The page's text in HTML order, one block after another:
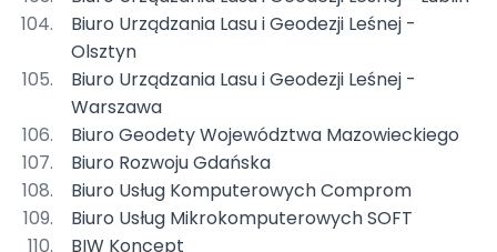
Biuro Urządzania Lasu i Geodezji Leśnej -
Olsztyn
Biuro Urządzania Lasu i Geodezji Leśnej -
Warszawa
Biuro Geodety Województwa Mazowieckiego
Biuro Rozwoju Gdańska
Biuro Usług Komputerowych Comprom
Biuro Usług Mikrokomputerowych SOFT
BIW Koncept